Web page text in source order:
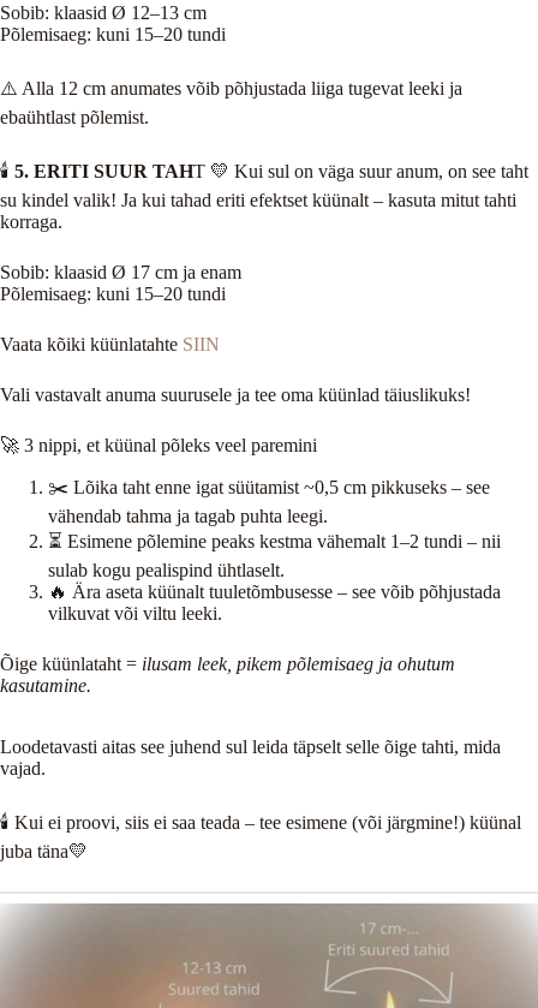
Sobib: klaasid Ø 12–13 cm
Põlemisaeg: kuni 15–20 tundi
⚠️ Alla 12 cm anumates võib põhjustada liiga tugevat leeki ja
ebaühtlast põlemist.
🕯️ 5. ERITI SUUR TAHT 💛 Kui sul on väga suur anum, on see taht
su kindel valik! Ja kui tahad eriti efektset küünalt – kasuta mitut tahti
korraga.
Sobib: klaasid Ø 17 cm ja enam
Põlemisaeg: kuni 15–20 tundi
Vaata kõiki küünlatahte SIIN
Vali vastavalt anuma suurusele ja tee oma küünlad täiuslikuks!
🚀 3 nippi, et küünal põleks veel paremini
✂️ Lõika taht enne igat süütamist ~0,5 cm pikkuseks – see
vähendab tahma ja tagab puhta leegi.
⏳ Esimene põlemine peaks kestma vähemalt 1–2 tundi – nii
sulab kogu pealispind ühtlaselt.
🔥 Ära aseta küünalt tuuletõmbusesse – see võib põhjustada
vilkuvat või viltu leeki.
Õige küünlataht = ilusam leek, pikem põlemisaeg ja ohutum
kasutamine.
Loodetavasti aitas see juhend sul leida täpselt selle õige tahti, mida
vajad.
🕯️ Kui ei proovi, siis ei saa teada – tee esimene (või järgmine!) küünal
juba täna💛